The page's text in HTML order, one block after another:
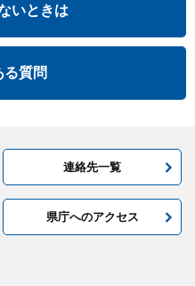
いときは
る質問
連絡先一覧
県庁へのアクセス